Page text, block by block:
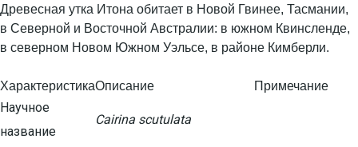
Древесная утка Итона обитает в Новой Гвинее, Тасмании,
в Северной и Восточной Австралии: в южном Квинсленде,
в северном Новом Южном Уэльсе, в районе Кимберли.
ХарактеристикаОписание Примечание
Научное
название
Cairina scutulata